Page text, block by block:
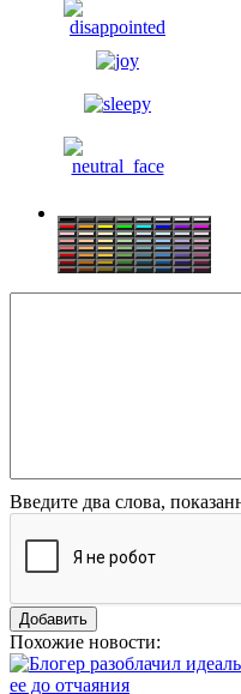
Введите два слова,
Похожие новости: